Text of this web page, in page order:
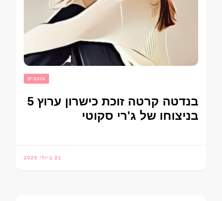
כוכבים
בנדטה קרטה זוכת כישרון ערוץ 5
בניצוחו של ג'רי סקוטי
21 ביולי 2020